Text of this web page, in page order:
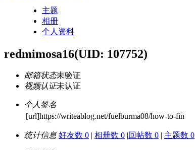
主题
相册
个人资料
redmimosa16(UID: 107752)
邮箱状态未验证
视频认证未认证
个人签名
[url]https://writeablog.net/fuelburma08/how-to-fin
统计信息 好友数 0 | 相册数 0 |回帖数 0 | 主题数 0